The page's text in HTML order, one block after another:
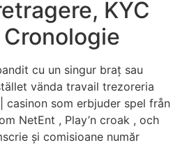
KYC
cu un singur braț sau
vända travail trezoreria
casinon som erbjuder spel från
NetEnt , Play’n croak , och
și comisioane număr